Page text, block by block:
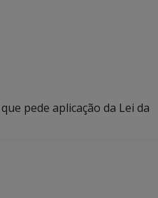
pede aplicação da Lei da